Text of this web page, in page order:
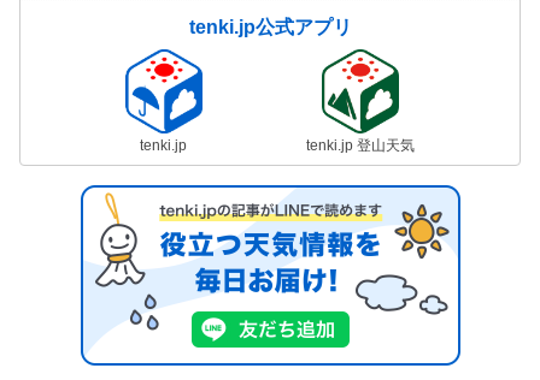
tenki.jp公式アプリ
tenki.jp tenki.jp 登山天気